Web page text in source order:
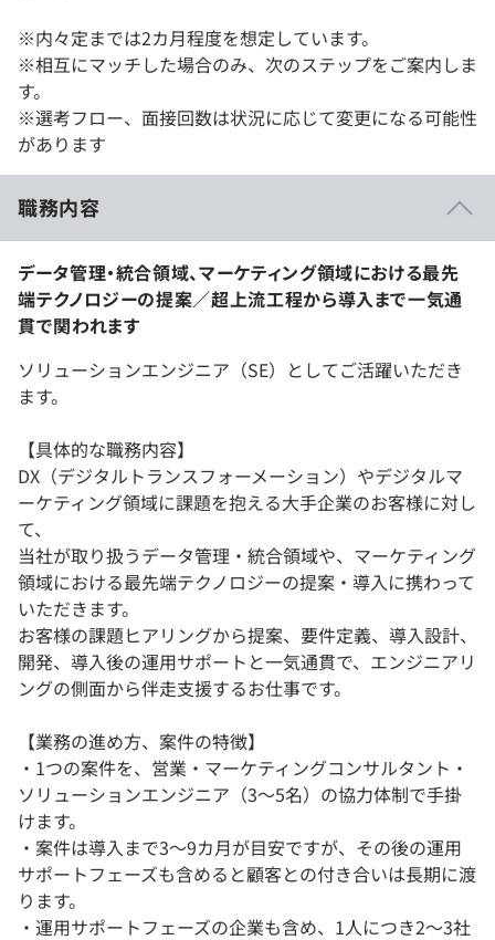
※内々定までは2カ月程度を想定しています。
※相互にマッチした場合のみ、次のステップをご案内しま
す。
※選考フロー、面接回数は状況に応じて変更になる可能性
があります
職務内容
データ管理・統合領域、マーケティング領域における最先
端テクノロジーの提案／超上流工程から導入まで一気通
貫で関われます
ソリューションエンジニア（SE）としてご活躍いただき
ます。
【具体的な職務内容】
DX（デジタルトランスフォーメーション）やデジタルマ
ーケティング領域に課題を抱える大手企業のお客様に対し
て、
当社が取り扱うデータ管理・統合領域や、マーケティング
領域における最先端テクノロジーの提案・導入に携わって
いただきます。
お客様の課題ヒアリングから提案、要件定義、導入設計、
開発、導入後の運用サポートと一気通貫で、エンジニアリ
ングの側面から伴走支援するお仕事です。
【業務の進め方、案件の特徴】
・1つの案件を、営業・マーケティングコンサルタント・
ソリューションエンジニア（3～5名）の協力体制で手掛
けます。
・案件は導入まで3～9カ月が目安ですが、その後の運用
サポートフェーズも含めると顧客との付き合いは長期に渡
ります。
・運用サポートフェーズの企業も含め、1人につき2～3社